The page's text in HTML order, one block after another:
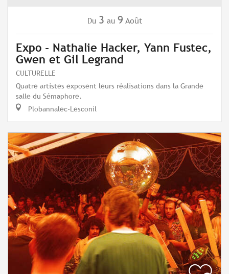
Du 3 au 9 Août
Expo - Nathalie Hacker, Yann Fustec,
Gwen et Gil Legrand
CULTURELLE
Quatre artistes exposent leurs réalisations dans la Grande
salle du Sémaphore.
Plobannalec-Lesconil